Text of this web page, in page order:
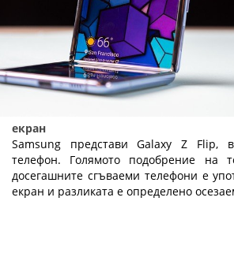
Samsung Galaxy Z Flip - сгъваем
екран
Samsung представи Galaxy Z Flip,
телефон. Голямото подобрение на
досегашните сгъваеми телефони е
екран и разликата е определено